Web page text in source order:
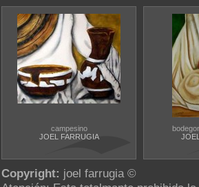
campesino
JOEL FARRUGIA
Copyright: joel farrugia ©